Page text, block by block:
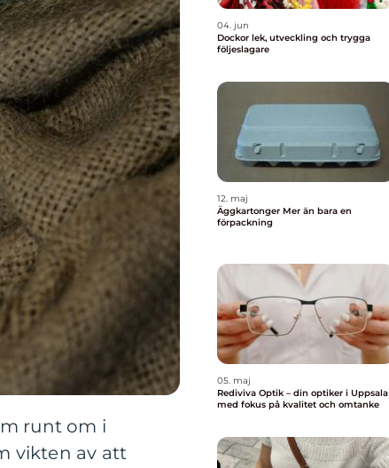
runt om i
vikten av att
04. jun
Dockor lek, utveckling och trygga
följeslagare
12. maj
Äggkartonger Mer än bara en
förpackning
05. maj
Rediviva Optik – din optiker i Uppsala
med fokus på kvalitet och omtanke